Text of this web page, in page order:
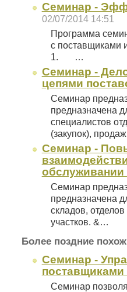
Семинар -
02/07/2014 14:51
Программа
с поставщиками
1. …
Семинар -
цепями
Семинар
предназначена
специалистов
(закупок),
Семинар -
обслуживании
Семинар
предназначена
складов,
участков. &…
Более поздние
Семинар -
поставщиками
Семинар